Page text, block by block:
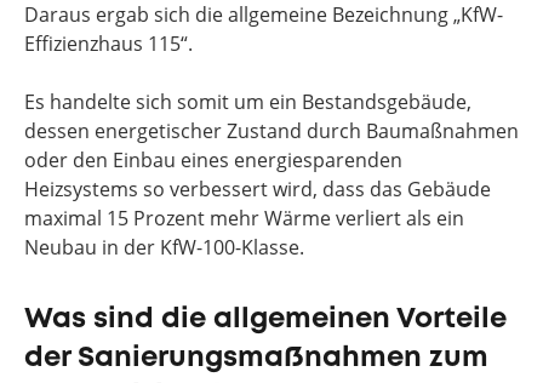
Daraus ergab sich die allgemeine Bezeichnung „KfW-
Effizienzhaus 115“.
Es handelte sich somit um ein Bestandsgebäude,
dessen energetischer Zustand durch Baumaßnahmen
oder den Einbau eines energiesparenden
Heizsystems so verbessert wird, dass das Gebäude
maximal 15 Prozent mehr Wärme verliert als ein
Neubau in der KfW-100-Klasse.
Was sind die allgemeinen Vorteile
der Sanierungsmaßnahmen zum